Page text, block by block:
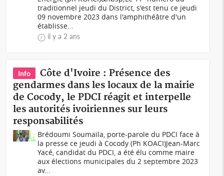
traditionnel jeudi du District, s'est tenu ce jeudi
09 novembre 2023 dans l'amphithéâtre d'un
établisse...
il y a 2 ans
Info
Côte d'Ivoire : Présence des
gendarmes dans les locaux de la mairie
de Cocody, le PDCI réagit et interpelle
les autorités ivoiriennes sur leurs
responsabilités
Brédoumi Soumaïla, porte-parole du PDCI face à
la presse ce jeudi à Cocody (Ph KOACI) Jean-Marc
Yacé, candidat du PDCI, a été élu comme maire
aux élections municipales du 2 septembre 2023
av...